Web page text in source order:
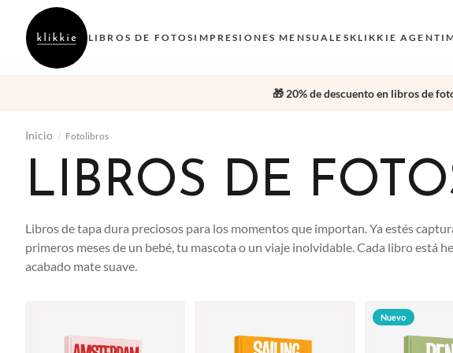
LIBROS DE FOTOS IMPRESIONES MENSUALES KLIKKIE AGENT
🎁 20% de descuento en libros de
Inicio / Fotolibros
LIBROS DE
Libros de tapa dura preciosos para los momentos que importan. Ya estés
primeros meses de un bebé, tu mascota o un viaje inolvidable. Cada libro está
acabado mate suave.
Nuevo